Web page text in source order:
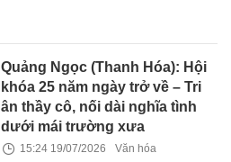
Quảng Ngọc (Thanh Hóa): Hội
khóa 25 năm ngày trở về – Tri
ân thầy cô, nối dài nghĩa tình
dưới mái trường xưa
15:24 19/07/2026 Văn hóa